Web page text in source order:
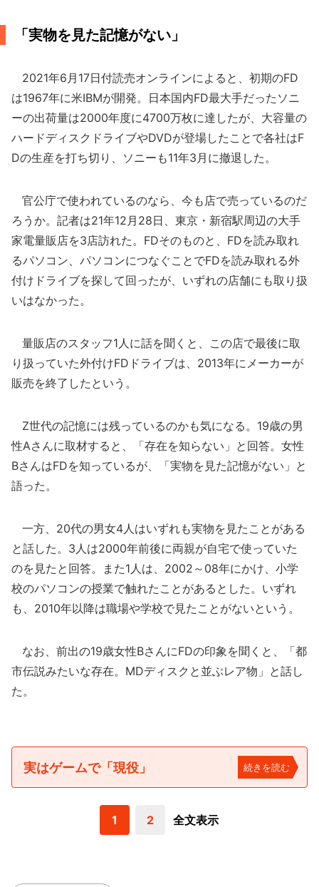
「実物を見た記憶がない」
2021年6月17日付読売オンラインによると、初期のFD
は1967年に米IBMが開発。日本国内FD最大手だったソニ
ーの出荷量は2000年度に4700万枚に達したが、大容量の
ハードディスクドライブやDVDが登場したことで各社はF
Dの生産を打ち切り、ソニーも11年3月に撤退した。
官公庁で使われているのなら、今も店で売っているのだ
ろうか。記者は21年12月28日、東京・新宿駅周辺の大手
家電量販店を3店訪れた。FDそのものと、FDを読み取れ
るパソコン、パソコンにつなぐことでFDを読み取れる外
付けドライブを探して回ったが、いずれの店舗にも取り扱
いはなかった。
量販店のスタッフ1人に話を聞くと、この店で最後に取
り扱っていた外付けFDドライブは、2013年にメーカーが
販売を終了したという。
Z世代の記憶には残っているのかも気になる。19歳の男
性Aさんに取材すると、「存在を知らない」と回答。女性
BさんはFDを知っているが、「実物を見た記憶がない」と
語った。
一方、20代の男女4人はいずれも実物を見たことがある
と話した。3人は2000年前後に両親が自宅で使っていた
のを見たと回答。また1人は、2002～08年にかけ、小学
校のパソコンの授業で触れたことがあるとした。いずれ
も、2010年以降は職場や学校で見たことがないという。
なお、前出の19歳女性BさんにFDの印象を聞くと、「都
市伝説みたいな存在。MDディスクと並ぶレア物」と話し
た。
実はゲームで「現役」 続きを読む
1 2 全文表示